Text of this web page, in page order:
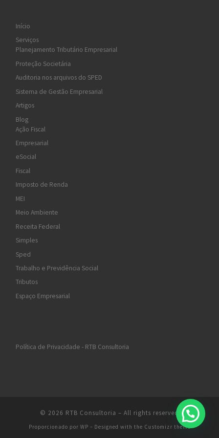
Início
Serviços
Planejamento Tributário Empresarial
Proteção Societária
Auditoria nos arquivos do SPED
Sistema de Gestão Empresarial
Artigos
Blog
Ação Fiscal
Empresarial
eSocial
Fiscal
Imposto de Renda
MEI
Meio Ambiente
Receita Federal
Simples
Sped
Trabalho e Previdência Social
Tributos
Espaço Empresarial
Política de Privacidade - RTB Consultoria
© 2026 RTB Consultoria – All rights reserved
Proporcionado por WP – Designed with the Customizr theme